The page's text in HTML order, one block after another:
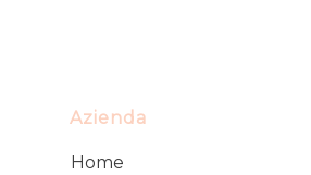
Azienda
Home